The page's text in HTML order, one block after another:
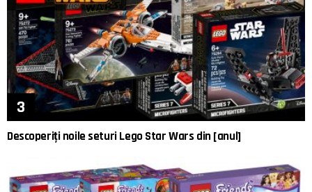
Descoperiți noile seturi Lego Star Wars din [anul]